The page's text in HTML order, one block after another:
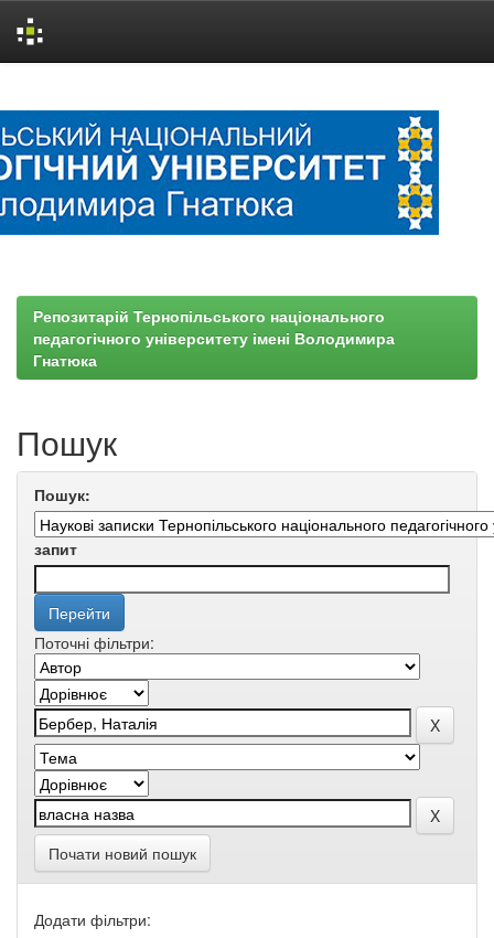
Репозитарій Тернопільського національного
педагогічного університету імені Володимира
Гнатюка
Пошук
Пошук:
запит
Поточні фільтри:
Почати новий пошук
Додати фільтри: